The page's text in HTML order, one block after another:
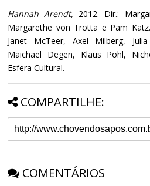
Hannah Arendt, 2012. Dir.:
Margarethe von Trotta e Pam
Janet McTeer, Axel Milberg,
Maichael Degen, Klaus Pohl,
Esfera Cultural.
COMPARTILHE:
COMENTÁRIOS